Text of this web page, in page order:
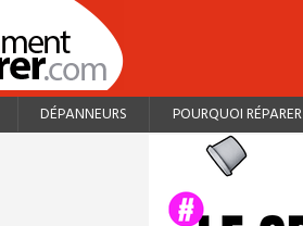
DÉPANNEURS POURQUOI RÉPARER